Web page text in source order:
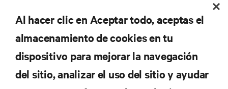
REGÍSTRATE AHORA
Al hacer clic en Aceptar todo, aceptas el
almacenamiento de cookies en tu
dispositivo para mejorar la navegación
del sitio, analizar el uso del sitio y ayudar